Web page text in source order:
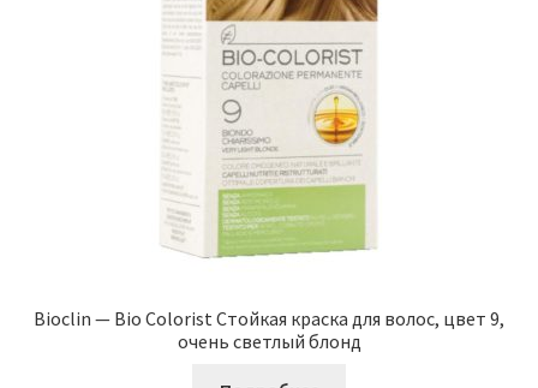
Bioclin — Bio Colorist Стойкая краска для волос, цвет 9,
очень светлый блонд